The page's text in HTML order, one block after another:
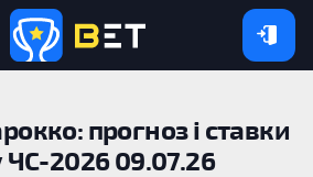
прогноз і ставки
ЧС-2026 09.07.26